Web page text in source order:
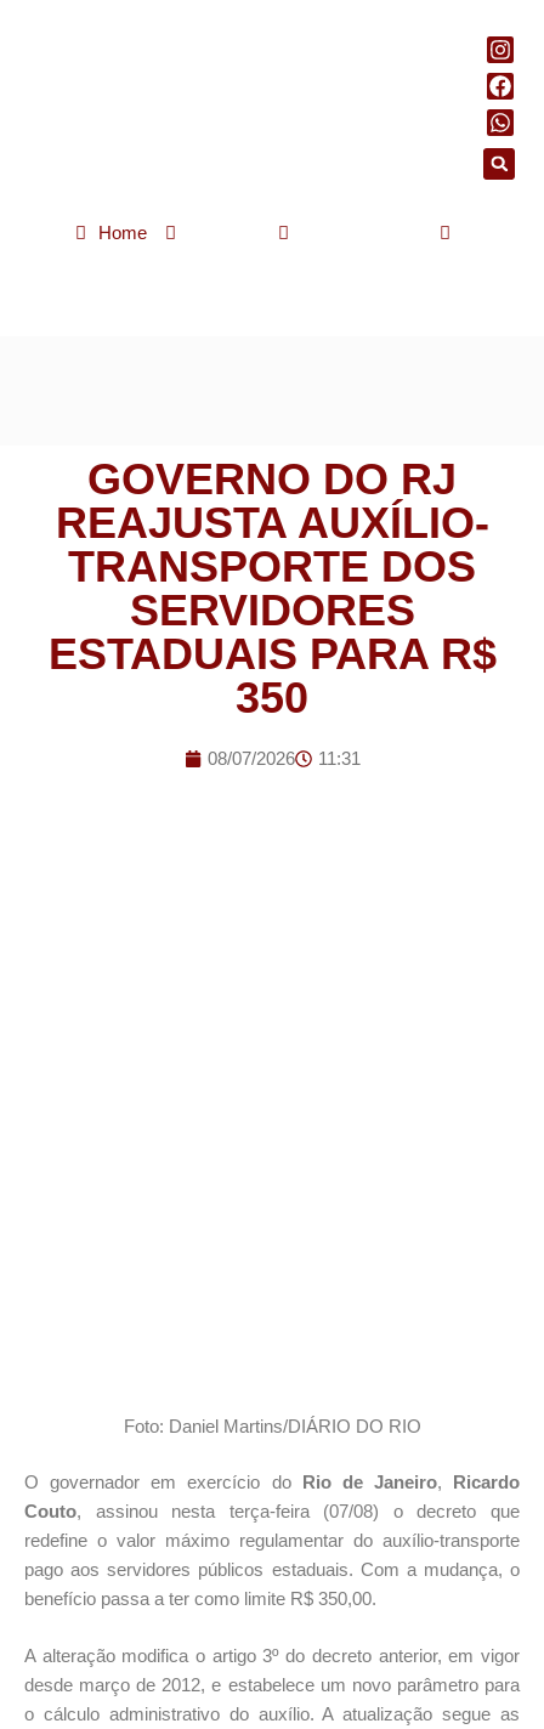
Home
GOVERNO DO RJ
REAJUSTA AUXÍLIO-
TRANSPORTE DOS
SERVIDORES
ESTADUAIS PARA R$
350
08/07/2026 11:31
Foto: Daniel Martins/DIÁRIO DO RIO
O governador em exercício do Rio de Janeiro, Ricardo
Couto, assinou nesta terça-feira (07/08) o decreto que
redefine o valor máximo regulamentar do auxílio-transporte
pago aos servidores públicos estaduais. Com a mudança, o
benefício passa a ter como limite R$ 350,00.
A alteração modifica o artigo 3º do decreto anterior, em vigor
desde março de 2012, e estabelece um novo parâmetro para
o cálculo administrativo do auxílio. A atualização segue as